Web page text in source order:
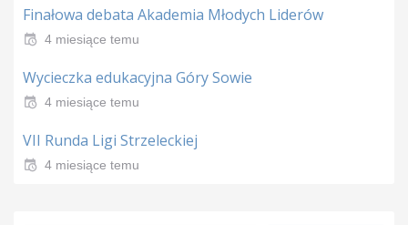
Finałowa debata Akademia Młodych Liderów
4 miesiące temu
Wycieczka edukacyjna Góry Sowie
4 miesiące temu
VII Runda Ligi Strzeleckiej
4 miesiące temu